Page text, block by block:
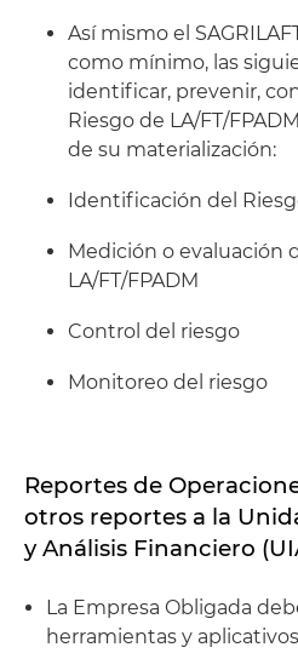
Así mismo el
como mínimo, las
identificar, prevenir,
Riesgo de LA/FT/
de su materialización:
Identificación del
Medición o evaluación
LA/FT/FPADM
Control del riesgo
Monitoreo del riesgo
Reportes de
otros reportes a la
y Análisis Financiero
La Empresa Obligada
herramientas y